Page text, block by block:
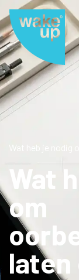
Wat heb je nodig
Wat
om